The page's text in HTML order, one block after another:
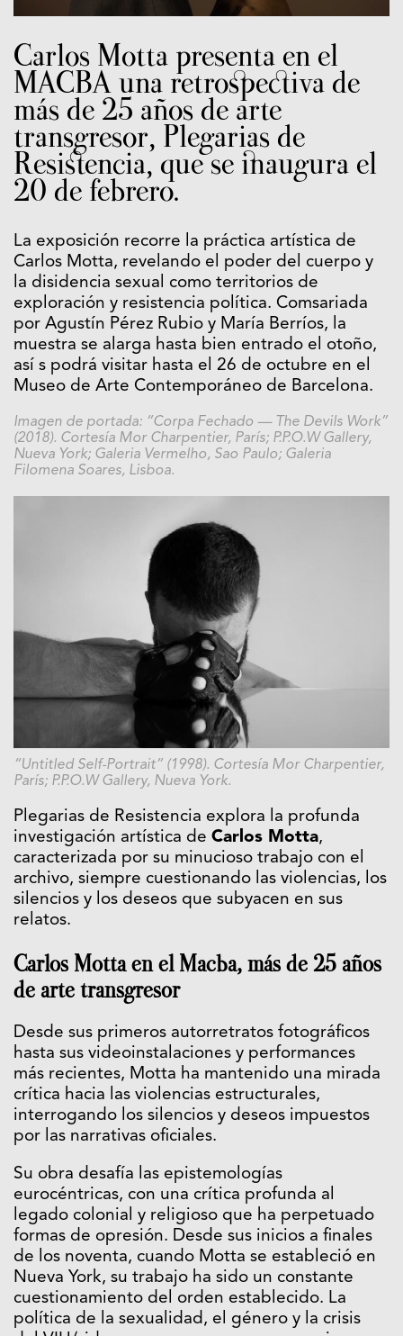
Carlos Motta presenta en el
MACBA una retrospectiva de
más de 25 años de arte
transgresor, Plegarias de
Resistencia, que se inaugura el
20 de febrero.
La exposición recorre la práctica artística de
Carlos Motta, revelando el poder del cuerpo y
la disidencia sexual como territorios de
exploración y resistencia política. Comsariada
por Agustín Pérez Rubio y María Berríos, la
muestra se alarga hasta bien entrado el otoño,
así s podrá visitar hasta el 26 de octubre en el
Museo de Arte Contemporáneo de Barcelona.
Imagen de portada: “Corpa Fechado — The Devils Work”
(2018). Cortesía Mor Charpentier, París; P.P.O.W Gallery,
Nueva York; Galeria Vermelho, Sao Paulo; Galeria
Filomena Soares, Lisboa.
“Untitled Self-Portrait” (1998). Cortesía Mor Charpentier,
París; P.P.O.W Gallery, Nueva York.
Plegarias de Resistencia explora la profunda
investigación artística de Carlos Motta,
caracterizada por su minucioso trabajo con el
archivo, siempre cuestionando las violencias, los
silencios y los deseos que subyacen en sus
relatos.
Carlos Motta en el Macba, más de 25 años
de arte transgresor
Desde sus primeros autorretratos fotográficos
hasta sus videoinstalaciones y performances
más recientes, Motta ha mantenido una mirada
crítica hacia las violencias estructurales,
interrogando los silencios y deseos impuestos
por las narrativas oficiales.
Su obra desafía las epistemologías
eurocéntricas, con una crítica profunda al
legado colonial y religioso que ha perpetuado
formas de opresión. Desde sus inicios a finales
de los noventa, cuando Motta se estableció en
Nueva York, su trabajo ha sido un constante
cuestionamiento del orden establecido. La
política de la sexualidad, el género y la crisis